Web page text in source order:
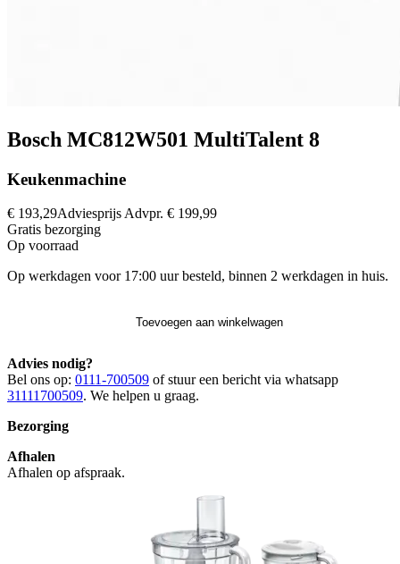
Bosch MC812W501 MultiTalent 8
Keukenmachine
€ 193,29Adviesprijs Advpr. € 199,99
Gratis bezorging
Op voorraad
Op werkdagen voor 17:00 uur besteld, binnen 2 werkdagen in huis.
Toevoegen aan winkelwagen
Advies nodig?
Bel ons op: 0111-700509 of stuur een bericht via whatsapp
31111700509. We helpen u graag.
Bezorging
Afhalen
Afhalen op afspraak.